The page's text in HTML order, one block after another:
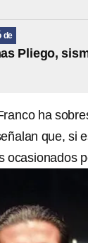
de
Pliego,
ha
que, si
ocasionados